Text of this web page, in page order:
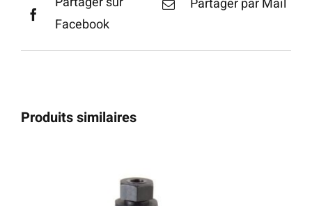
Facebook
Produits similaires